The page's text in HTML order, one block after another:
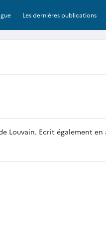
Les dernières publications
Louvain. Ecrit également en